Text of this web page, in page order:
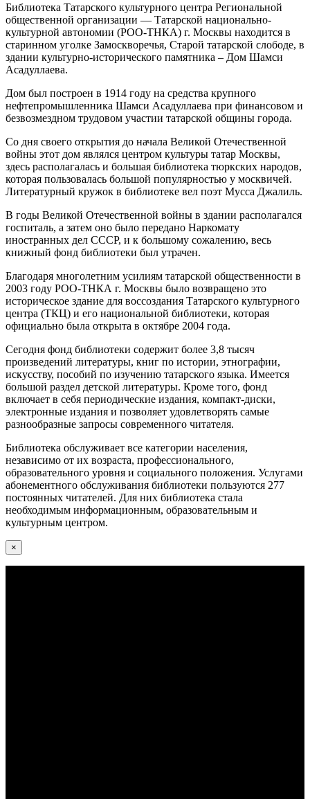
Библиотека Татарского культурного центра Региональной
общественной организации — Татарской национально-
культурной автономии (РОО-ТНКА) г. Москвы находится в
старинном уголке Замоскворечья, Старой татарской слободе, в
здании культурно-исторического памятника – Дом Шамси
Асадуллаева.
Дом был построен в 1914 году на средства крупного
нефтепромышленника Шамси Асадуллаева при финансовом и
безвозмездном трудовом участии татарской общины города.
Со дня своего открытия до начала Великой Отечественной
войны этот дом являлся центром культуры татар Москвы,
здесь располагалась и большая библиотека тюркских народов,
которая пользовалась большой популярностью у москвичей.
Литературный кружок в библиотеке вел поэт Мусса Джалиль.
В годы Великой Отечественной войны в здании располагался
госпиталь, а затем оно было передано Наркомату
иностранных дел СССР, и к большому сожалению, весь
книжный фонд библиотеки был утрачен.
Благодаря многолетним усилиям татарской общественности в
2003 году РОО-ТНКА г. Москвы было возвращено это
историческое здание для воссоздания Татарского культурного
центра (ТКЦ) и его национальной библиотеки, которая
официально была открыта в октябре 2004 года.
Сегодня фонд библиотеки содержит более 3,8 тысяч
произведений литературы, книг по истории, этнографии,
искусству, пособий по изучению татарского языка. Имеется
большой раздел детской литературы. Кроме того, фонд
включает в себя периодические издания, компакт-диски,
электронные издания и позволяет удовлетворять самые
разнообразные запросы современного читателя.
Библиотека обслуживает все категории населения,
независимо от их возраста, профессионального,
образовательного уровня и социального положения. Услугами
абонементного обслуживания библиотеки пользуются 277
постоянных читателей. Для них библиотека стала
необходимым информационным, образовательным и
культурным центром.
×